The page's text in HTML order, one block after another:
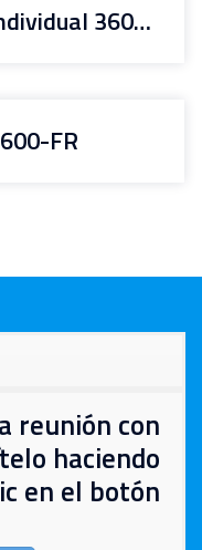
Kit Válvula de Servicio Individual 3600C
FR
reunión con
haciendo
en el botón